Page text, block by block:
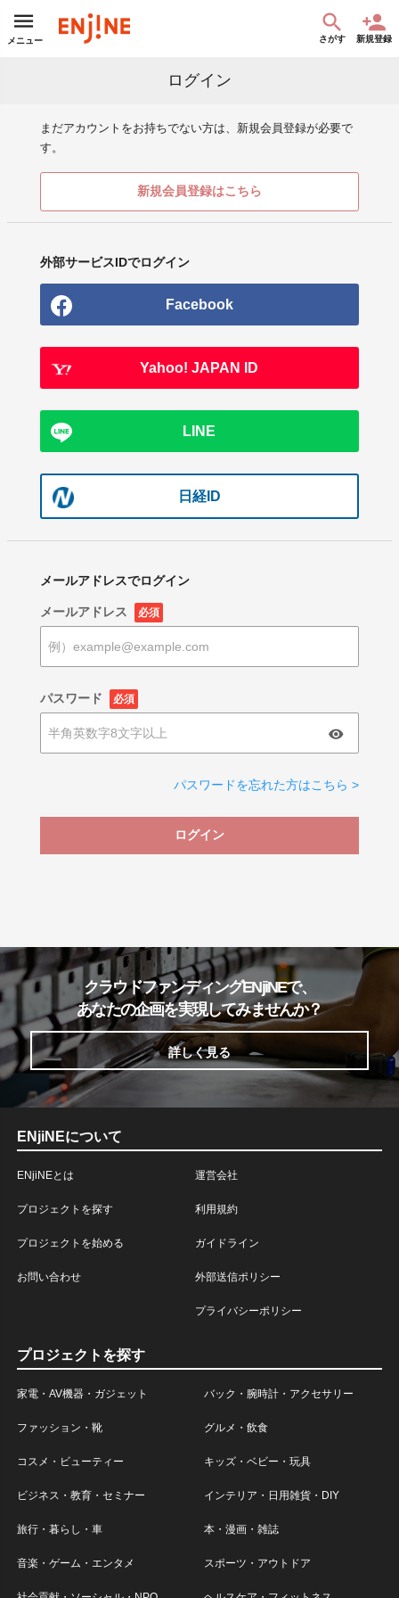
メニュー さがす 新規登録
ログイン
まだアカウントをお持ちでない方は、新規会員登録が必要で
す。
新規会員登録はこちら
外部サービスIDでログイン
Facebook
Yahoo! JAPAN ID
LINE
日経ID
メールアドレスでログイン
メールアドレス 必須
パスワード 必須
パスワードを忘れた方はこちら >
ログイン
クラウドファンディングENjiNEで、
あなたの企画を実現してみませんか？
詳しく見る
ENjiNEについて
ENjiNEとは
プロジェクトを探す
プロジェクトを始める
お問い合わせ
運営会社
利用規約
ガイドライン
外部送信ポリシー
プライバシーポリシー
プロジェクトを探す
家電・AV機器・ガジェット バック・腕時計・アクセサリー
ファッション・靴 グルメ・飲食
コスメ・ビューティー キッズ・ベビー・玩具
ビジネス・教育・セミナー インテリア・日用雑貨・DIY
旅行・暮らし・車 本・漫画・雑誌
音楽・ゲーム・エンタメ スポーツ・アウトドア